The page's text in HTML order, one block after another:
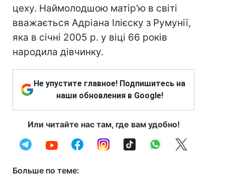
цеху. Наймолодшою матір'ю в світі
вважається Адріана Ілієску з Румунії,
яка в січні 2005 р. у віці 66 років
народила дівчинку.
Не упустите главное! Подпишитесь на
наши обновления в Google!
Или читайте нас там, где вам удобно!
Больше по теме: